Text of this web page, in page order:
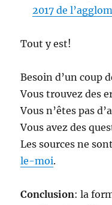
2017 de
Tout y est!
Besoin d’un coup
Vous trouvez des
Vous n’êtes pas
Vous avez des
Les sources ne
le-moi.
Conclusion: la